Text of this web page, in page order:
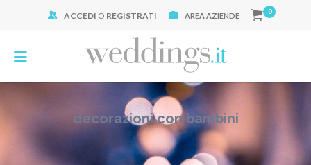
ACCEDI O REGISTRATI AREA AZIENDE 0
decorazioni con bambini